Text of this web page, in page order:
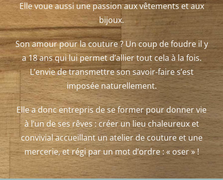
Elle voue aussi une passion aux vêtements et aux
bijoux.
Son amour pour la couture ? Un coup de foudre il y
a 18 ans qui lui permet d’allier tout cela à la fois.
L’envie de transmettre son savoir-faire s’est
imposée naturellement.
Elle a donc entrepris de se former pour donner vie
à l’un de ses rêves : créer un lieu chaleureux et
convivial accueillant un atelier de couture et une
mercerie, et régi par un mot d’ordre : « oser » !